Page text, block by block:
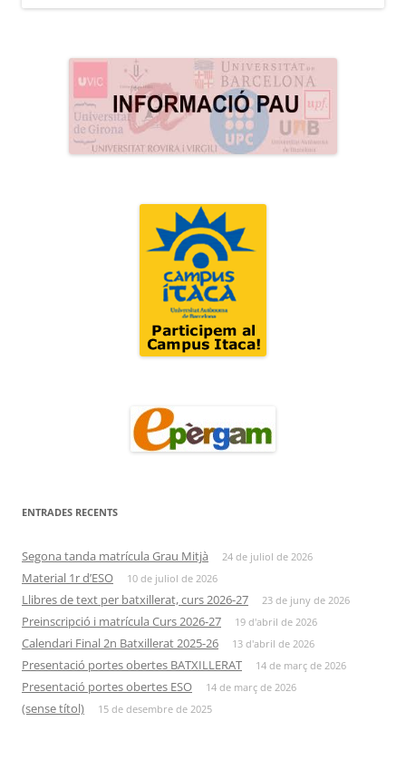
ENTRADES RECENTS
Segona tanda matrícula Grau Mitjà 24 de juliol de 2026
Material 1r d’ESO 10 de juliol de 2026
Llibres de text per batxillerat, curs 2026-27 23 de juny de 2026
Preinscripció i matrícula Curs 2026-27 19 d'abril de 2026
Calendari Final 2n Batxillerat 2025-26 13 d'abril de 2026
Presentació portes obertes BATXILLERAT 14 de març de 2026
Presentació portes obertes ESO 14 de març de 2026
(sense títol) 15 de desembre de 2025